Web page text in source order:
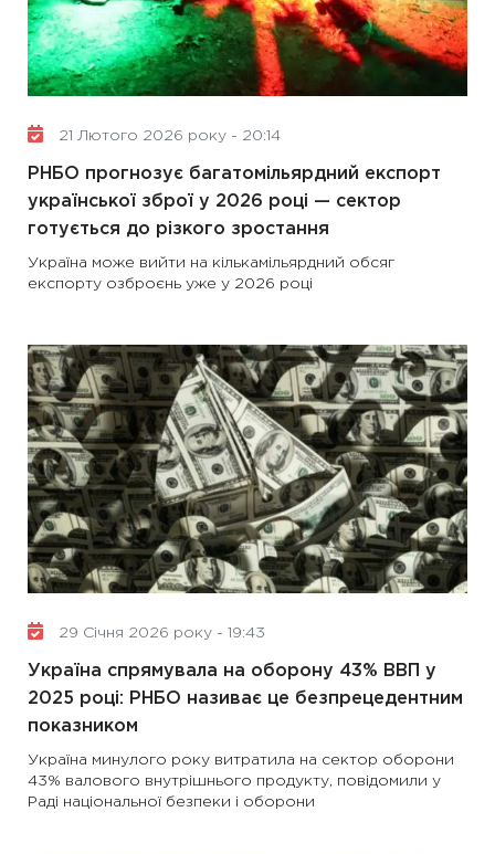
21 Лютого 2026 року - 20:14
РНБО прогнозує багатомільярдний експорт
української зброї у 2026 році — сектор
готується до різкого зростання
Україна може вийти на кількамільярдний обсяг
експорту озброєнь уже у 2026 році
29 Січня 2026 року - 19:43
Україна спрямувала на оборону 43% ВВП у
2025 році: РНБО називає це безпрецедентним
показником
Україна минулого року витратила на сектор оборони
43% валового внутрішнього продукту, повідомили у
Раді національної безпеки і оборони